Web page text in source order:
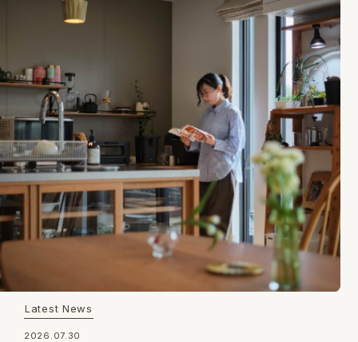
Latest News
2026.07.30